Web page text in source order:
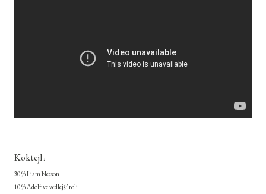
Koktejl :
30 % Liam Neeson
10 % Adolf ve vedlejší roli